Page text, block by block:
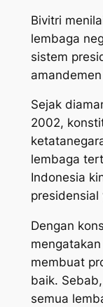
Bivitri
lembaga
sistem
Sejak
2002,
lembaga
Indonesia
Dengan
membuat
baik.
semua